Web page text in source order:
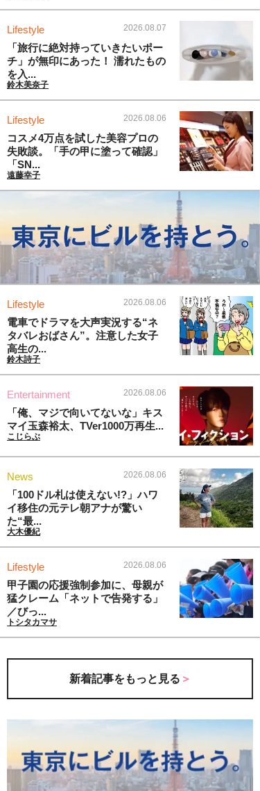
Lifestyle 2026.08.07
「旅行に絶対持っていきたいポー
チ」が無印にあった！ 濡れたもの
を入...
鈴木美奈子
Lifestyle 2026.08.06
コスメ4万点を試した美容プロの
失敗談。「手の甲に塗って確認」
「SN...
遠藤幸子
Lifestyle 2026.08.06
電車でドラマを大声実況する“ネ
タバレおばさん”。注意した女子
高生の...
鈴木詩子
Entertainment 2026.08.06
「俺、マジで向いてないな」キス
マイ玉森裕太、TVer1000万再生...
こじらぶ
News 2026.08.06
「100ドル札は使えない!?」ハワ
イ移住の元テレ朝アナが驚い
た“最...
大木優紀
Lifestyle 2026.08.06
甲子園の応援強制参加に、母親が
猛クレーム「ネットで告発する」
／びっ...
トシタカマサ
新着記事をもっと見る